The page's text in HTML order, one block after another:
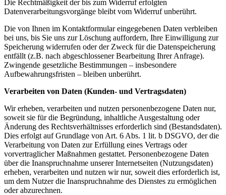
Die Rechtmäßigkeit der bis zum Widerruf erfolgten
Datenverarbeitungsvorgänge bleibt vom Widerruf unberührt.
Die von Ihnen im Kontaktformular eingegebenen Daten verbleiben
bei uns, bis Sie uns zur Löschung auffordern, Ihre Einwilligung zur
Speicherung widerrufen oder der Zweck für die Datenspeicherung
entfällt (z.B. nach abgeschlossener Bearbeitung Ihrer Anfrage).
Zwingende gesetzliche Bestimmungen – insbesondere
Aufbewahrungsfristen – bleiben unberührt.
Verarbeiten von Daten (Kunden- und Vertragsdaten)
Wir erheben, verarbeiten und nutzen personenbezogene Daten nur,
soweit sie für die Begründung, inhaltliche Ausgestaltung oder
Änderung des Rechtsverhältnisses erforderlich sind (Bestandsdaten).
Dies erfolgt auf Grundlage von Art. 6 Abs. 1 lit. b DSGVO, der die
Verarbeitung von Daten zur Erfüllung eines Vertrags oder
vorvertraglicher Maßnahmen gestattet. Personenbezogene Daten
über die Inanspruchnahme unserer Internetseiten (Nutzungsdaten)
erheben, verarbeiten und nutzen wir nur, soweit dies erforderlich ist,
um dem Nutzer die Inanspruchnahme des Dienstes zu ermöglichen
oder abzurechnen.